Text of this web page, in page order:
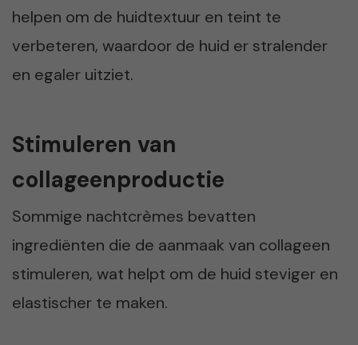
helpen om de huidtextuur en teint te
verbeteren, waardoor de huid er stralender
en egaler uitziet.
Stimuleren van
collageenproductie
Sommige nachtcrèmes bevatten
ingrediënten die de aanmaak van collageen
stimuleren, wat helpt om de huid steviger en
elastischer te maken.